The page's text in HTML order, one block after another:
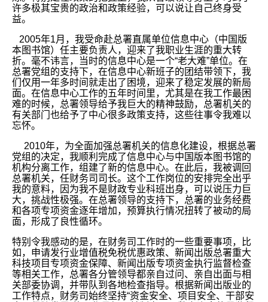
许多极其宝贵的政治和政策经验，可以说让自己终身受
益。
2005年1月，我受命赴总署直属单位信息中心（中国版
本图书馆）任主要负责人，迎来了我职业生涯的重大转
折。毫不讳言，当时的信息中心是一个“老大难”单位。在
总署党组的支持下，在信息中心新班子的团结带领下，我
们仅用一年多时间就走出了困境，迎来了稳定发展的新局
面。在信息中心工作的五年时间里，尤其是在我工作最困
难的时候，总署领导给予我巨大的精神鼓励，总署机关的
有关部门也给予了中心很多政策支持，这些往事令我难以
忘怀。
2010年，为全面加强总署机关的信息化建设，根据总署
党组的决定，我顺利完成了信息中心与中国版本图书馆的
机构分离工作，组建了新的信息中心。在此后，我被调回
总署机关，任财务司司长。这个工作岗位的安排完全出乎
我的意料，因为我不是财政专业科班出身，可以说压力巨
大，挑战性极强。在总署领导的支持下，总署的业务经费
和各项专项资金逐年增加，预算执行情况扭转了被动的局
面，形成了良性循环。
特别令我感动的是，在财务司工作时的一些重要事项，比
如，申请发行业增值税免税优惠政策、新闻出版总署重大
科技项目专项资金保障、新闻出版专项资金执行监督检查
等相关工作，总署各分管领导都亲自过问、亲自出面与相
关部委协调，并带队到各地检查指导。根据新闻出版业的
工作特点，财务司始终坚持“资金安全、项目安全、干部安